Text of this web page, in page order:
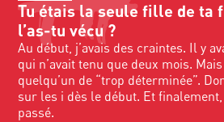
Tu étais la seule fille de ta
l’as-tu vécu ?
Au début, j’avais des craintes. Il y
qui n’avait tenu que deux mois.
quelqu’un de “trop déterminée”.
sur les i dès le début. Et finalement,
passé.